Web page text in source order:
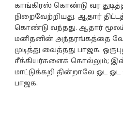
காங்கிரஸ் கொண்டு வர
நிறைவேற்றியது. ஆதார்
கொண்டு வந்தது. ஆதார்
மனிதனின் அந்தரங்கத்தை
முடித்து வைத்தது பாஜக.
சீக்கியர்களைக் கொல்லும்;
மாட்டுக்கறி தின்றாலே ஓட ஓட
பாஜக.